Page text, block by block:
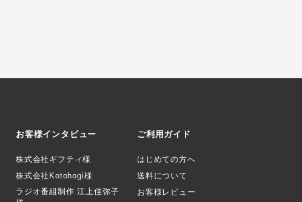
お客様インタビュー
株式会社ギフティ様
株式会社Kotohogi様
ラジオ番組制作 江上佳弥子
ご利用ガイド
はじめての方へ
送料について
お客様レビュー